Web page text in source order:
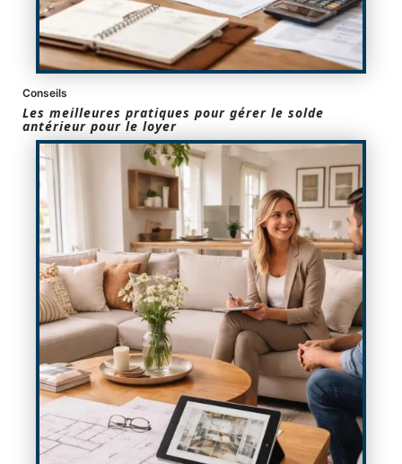
Conseils
Les meilleures pratiques pour gérer le solde
antérieur pour le loyer